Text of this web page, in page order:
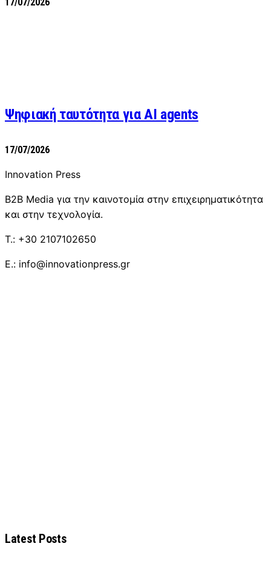
Ψηφιακή ταυτότητα για AI agents
17/07/2026
Innovation Press
B2B Media για την καινοτομία στην επιχειρηματικότητα
και στην τεχνολογία.
T.: +30 2107102650
E.: info@innovationpress.gr
Latest Posts